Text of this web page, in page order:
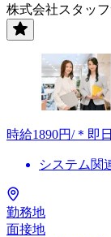
株式会社スタッ
時給1890円/＊即
システム関
勤務地
面接地